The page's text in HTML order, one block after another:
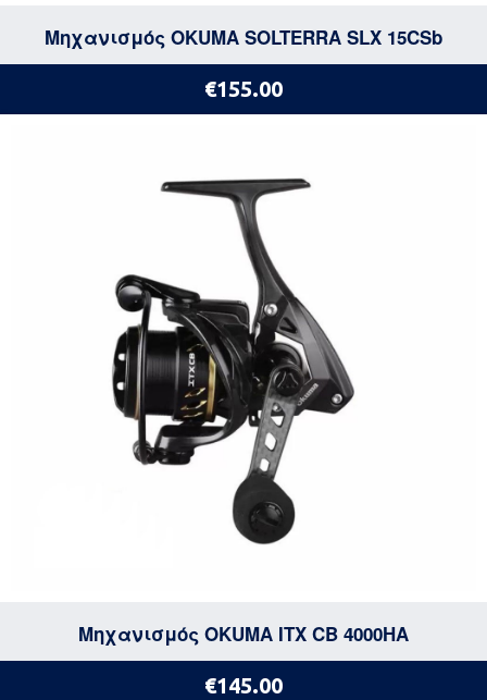
Μηχανισμός OKUMA SOLTERRA SLX 15CSb
€155.00
Μηχανισμός OKUMA ITX CB 4000HA
€145.00